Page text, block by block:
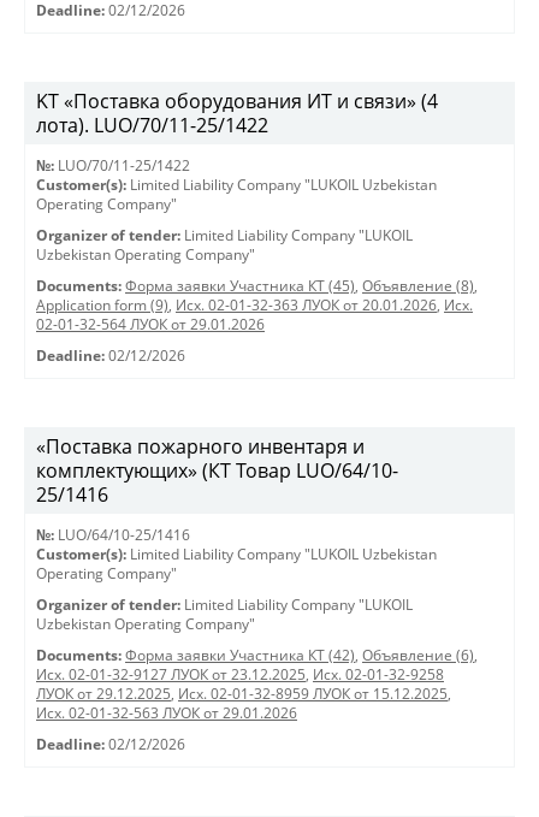
Deadline: 02/12/2026
KT «Поставка оборудования ИТ и связи» (4
лота). LUO/70/11-25/1422
№: LUO/70/11-25/1422
Customer(s): Limited Liability Company "LUKOIL Uzbekistan
Operating Company"
Organizer of tender: Limited Liability Company "LUKOIL
Uzbekistan Operating Company"
Documents: Форма заявки Участника КТ (45), Объявление (8),
Application form (9), Исх. 02-01-32-363 ЛУОК от 20.01.2026, Исх.
02-01-32-564 ЛУОК от 29.01.2026
Deadline: 02/12/2026
«Поставка пожарного инвентаря и
комплектующих» (КТ Товар LUO/64/10-
25/1416
№: LUO/64/10-25/1416
Customer(s): Limited Liability Company "LUKOIL Uzbekistan
Operating Company"
Organizer of tender: Limited Liability Company "LUKOIL
Uzbekistan Operating Company"
Documents: Форма заявки Участника КТ (42), Объявление (6),
Исх. 02-01-32-9127 ЛУОК от 23.12.2025, Исх. 02-01-32-9258
ЛУОК от 29.12.2025, Исх. 02-01-32-8959 ЛУОК от 15.12.2025,
Исх. 02-01-32-563 ЛУОК от 29.01.2026
Deadline: 02/12/2026